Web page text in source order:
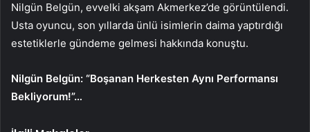
Nilgün Belgün, evvelki akşam Akmerkez’de görüntülendi.
Usta oyuncu, son yıllarda ünlü isimlerin daima yaptırdığı
estetiklerle gündeme gelmesi hakkında konuştu.
Nilgün Belgün: “Boşanan Herkesten Aynı Performansı
Bekliyorum!”…